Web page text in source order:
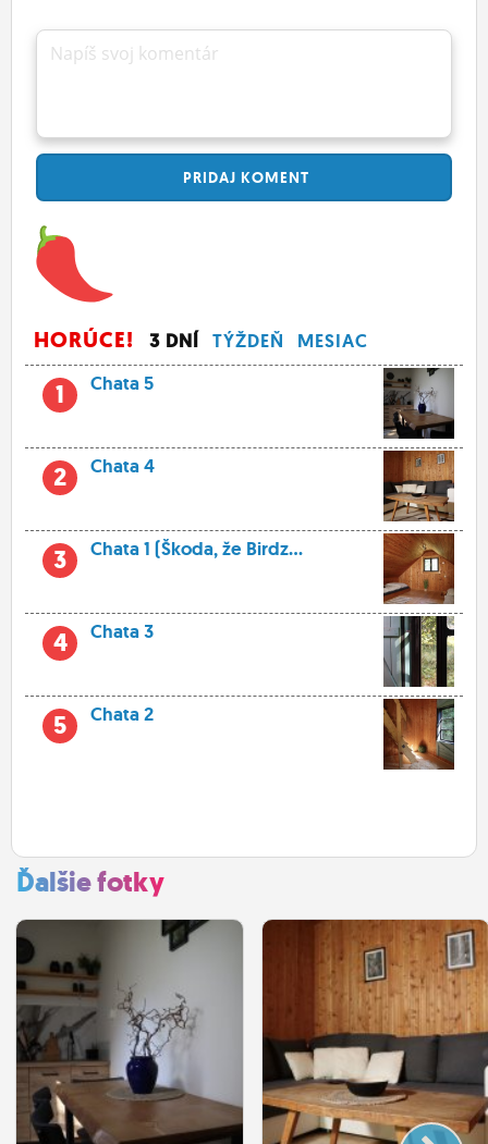
Napíš svoj komentár
PRIDAJ KOMENT
HORÚCE! 3 DNÍ TÝŽDEŇ MESIAC
1 Chata 5
2 Chata 4
3 Chata 1 (Škoda, že Birdz...
4 Chata 3
5 Chata 2
Ďalšie fotky